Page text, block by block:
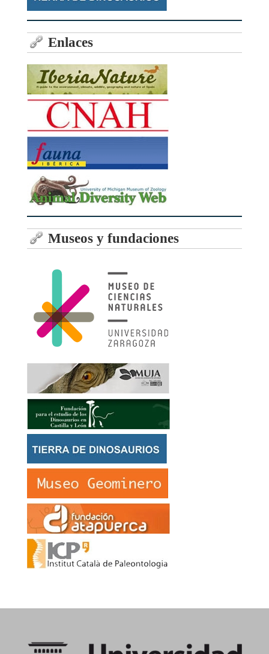
Enlaces
Museos y fundaciones